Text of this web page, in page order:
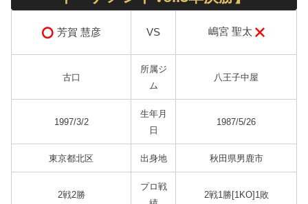
芳賀 慧彦 VS 嶋宮 聖太
古口
所属ジ
ム
八王子中屋
1997/3/2
生年月
日
1987/5/26
東京都北区 出身地 秋田県男鹿市
2戦2勝
プロ戦
2戦1勝[1KO]1敗